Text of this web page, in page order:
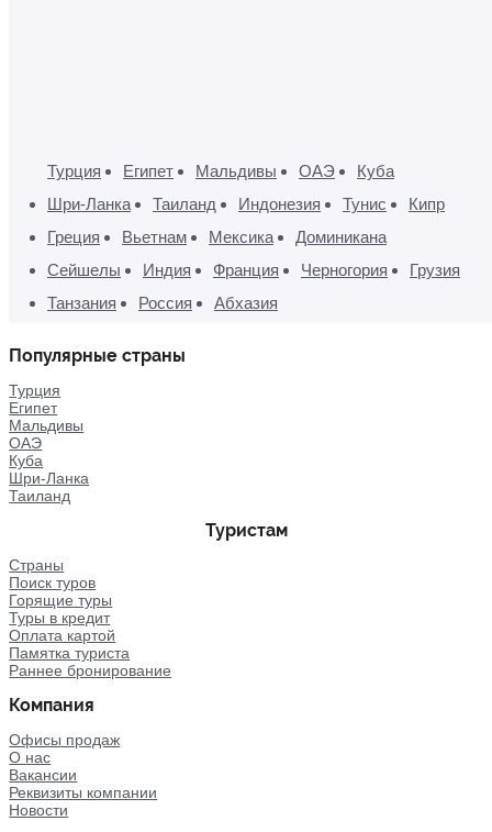
Турция Египет Мальдивы ОАЭ
Куба
Шри-Ланка
Таиланд Индонезия Тунис
Кипр
Греция
Вьетнам Мексика
Доминикана
Сейшелы
Индия Франция Черногория
Грузия
Танзания
Россия Абхазия
Популярные страны
Турция
Египет
Мальдивы
ОАЭ
Куба
Шри-Ланка
Таиланд
Туристам
Страны
Поиск туров
Горящие туры
Туры в кредит
Оплата картой
Памятка туриста
Раннее бронирование
Компания
Офисы продаж
О нас
Вакансии
Реквизиты компании
Новости